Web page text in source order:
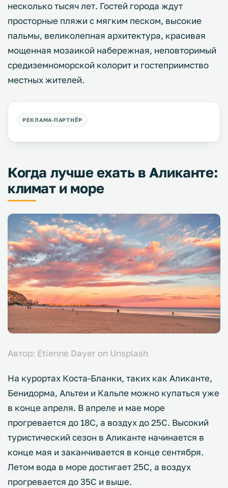
несколько тысяч лет. Гостей города ждут
просторные пляжи с мягким песком, высокие
пальмы, великолепная архитектура, красивая
мощенная мозаикой набережная, неповторимый
средиземноморской колорит и гостеприимство
местных жителей.
Когда лучше ехать в Аликанте:
климат и море
Автор: Etienne Dayer on Unsplash
На курортах Коста-Бланки, таких как Аликанте,
Бенидорма, Альтеи и Кальпе можно купаться уже
в конце апреля. В апреле и мае море
прогревается до 18С, а воздух до 25С. Высокий
туристический сезон в Аликанте начинается в
конце мая и заканчивается в конце сентября.
Летом вода в море достигает 25С, а воздух
прогревается до 35С и выше.